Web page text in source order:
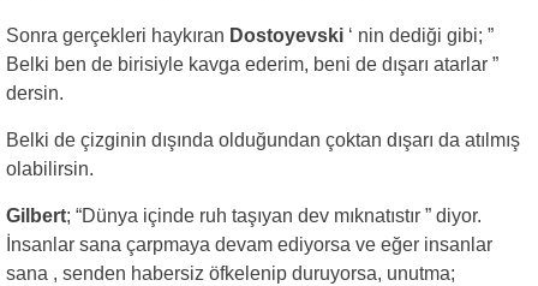
Sonra gerçekleri haykıran Dostoyevski ‘ nin dediği gibi; ”
Belki ben de birisiyle kavga ederim, beni de dışarı atarlar ”
dersin.
Belki de çizginin dışında olduğundan çoktan dışarı da atılmış
olabilirsin.
Gilbert; “Dünya içinde ruh taşıyan dev mıknatıstır ” diyor.
İnsanlar sana çarpmaya devam ediyorsa ve eğer insanlar
sana , senden habersiz öfkelenip duruyorsa, unutma;